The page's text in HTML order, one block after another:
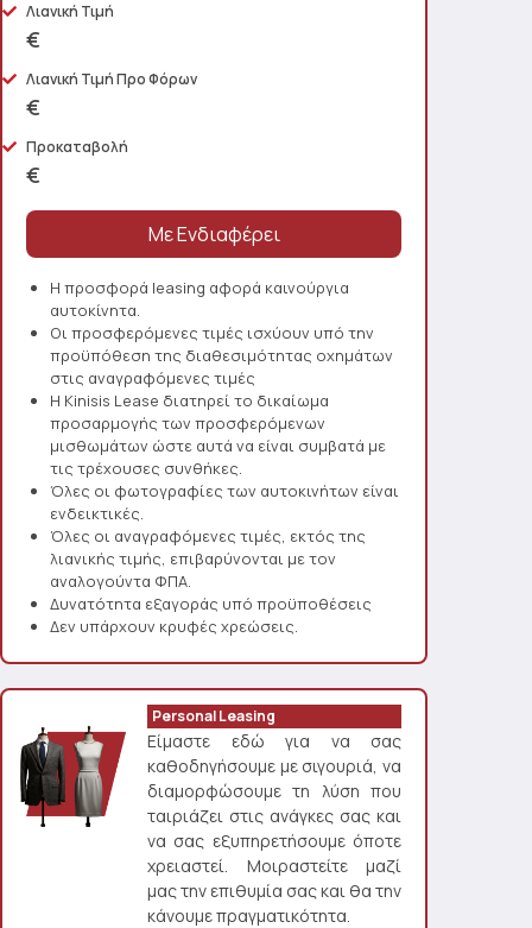
Λιανική Τιμή
€
Λιανική Τιμή Προ Φόρων
€
Προκαταβολή
€
Η προσφορά leasing αφορά καινούργια
αυτοκίνητα.
Οι προσφερόμενες τιμές ισχύουν υπό την
προϋπόθεση της διαθεσιμότητας οχημάτων
στις αναγραφόμενες τιμές
Η Kinisis Lease διατηρεί το δικαίωμα
προσαρμογής των προσφερόμενων
μισθωμάτων ώστε αυτά να είναι συμβατά με
τις τρέχουσες συνθήκες.
Όλες οι φωτογραφίες των αυτοκινήτων είναι
ενδεικτικές.
Όλες οι αναγραφόμενες τιμές, εκτός της
λιανικής τιμής, επιβαρύνονται με τον
αναλογούντα ΦΠΑ.
Δυνατότητα εξαγοράς υπό προϋποθέσεις
Δεν υπάρχουν κρυφές χρεώσεις.
Personal Leasing
Είμαστε εδώ για να σας
καθοδηγήσουμε με σιγουριά, να
διαμορφώσουμε τη λύση που
ταιριάζει στις ανάγκες σας και
να σας εξυπηρετήσουμε όποτε
χρειαστεί. Μοιραστείτε μαζί
μας την επιθυμία σας και θα την
κάνουμε πραγματικότητα.